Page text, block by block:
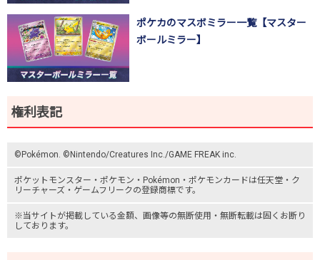
ポケカのマスボミラー一覧【マスター
ボールミラー】
権利表記
©Pokémon. ©Nintendo/Creatures Inc./GAME FREAK inc.
ポケットモンスター ・ポケモン・Pokémon・ ポケモンカードは任天堂・ ク
リーチャーズ ・ ゲームフリークの登録商標です。
※当サイトが掲載している金額、画像等の無断使用・無断転載は固くお断り
しております。